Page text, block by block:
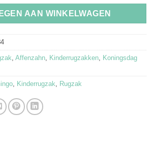
AAN WINKELWAGEN
Affenzahn Kinderrugzakken
Koningsdag
Kinderrugzak Rugzak